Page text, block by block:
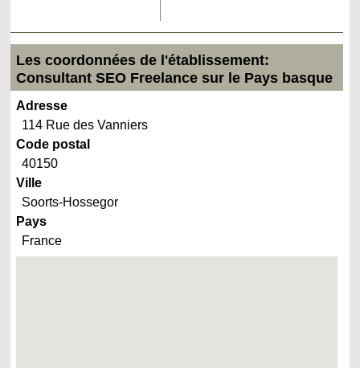
Les coordonnées de l'établissement:
Consultant SEO Freelance sur le Pays basque
Adresse
114 Rue des Vanniers
Code postal
40150
Ville
Soorts-Hossegor
Pays
France